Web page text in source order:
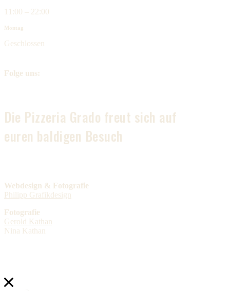
11:00 – 22:00
Montag
Geschlossen
Folge uns:
Die Pizzeria Grado freut sich auf
euren baldigen Besuch
Webdesign & Fotografie
Philipp Grafikdesign
Fotografie
Gerold Kathan
Nina Kathan